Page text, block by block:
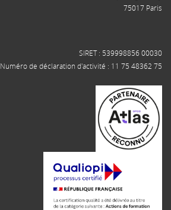
75017 Paris
SIRET : 539998856 00030
Numéro de déclaration d'activité : 11 75 48362 75